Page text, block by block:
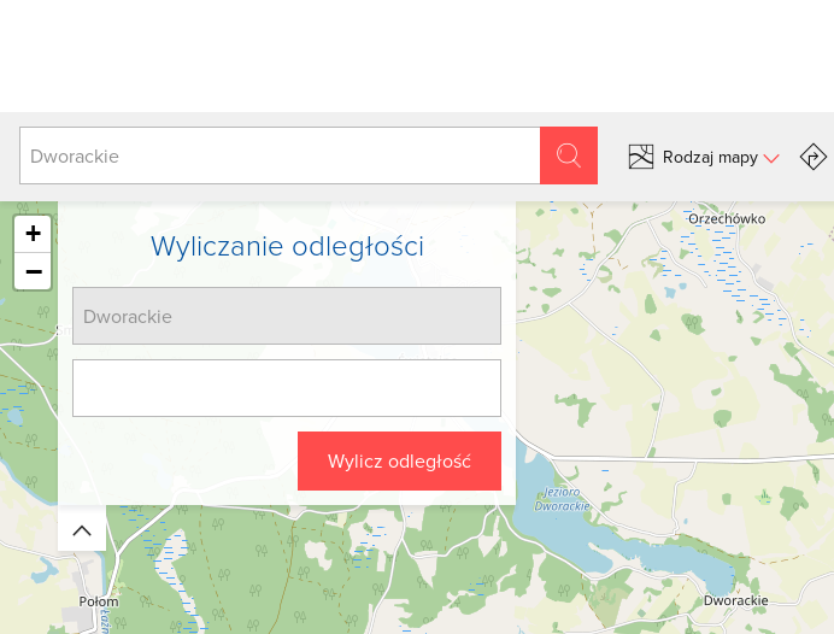
Szukaj
Rodzaj mapy
Wyliczanie odległości
Wylicz odległość
Zwiń/rozwiń
+
−